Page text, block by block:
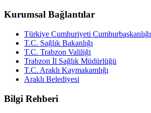
Kurumsal Bağlantılar
Türkiye Cumhuriyeti Cumhurbaşkanlığı
T.C. Sağlık Bakanlığı
T.C. Trabzon Valiliği
Trabzon İl Sağlık Müdürlüğü
T.C. Araklı Kaymakamlığı
Araklı Belediyesi
Bilgi Rehberi